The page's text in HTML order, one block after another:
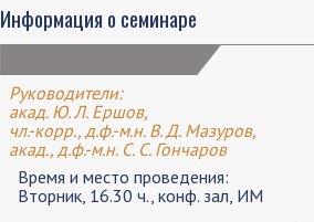
Информация о семинаре
Руководители:
акад. Ю. Л. Ершов,
чл.-корр., д.ф.-м.н. В. Д. Мазуров,
акад., д.ф.-м.н. С. С. Гончаров
Время и место проведения:
Вторник, 16.30 ч., конф. зал, ИМ